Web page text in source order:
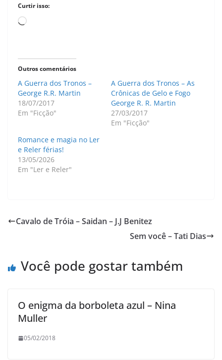
Curtir isso:
Carregando...
Outros comentários
A Guerra dos Tronos –
George R.R. Martin
18/07/2017
Em "Ficção"
A Guerra dos Tronos – As
Crônicas de Gelo e Fogo
George R. R. Martin
27/03/2017
Em "Ficção"
Romance e magia no Ler
e Reler férias!
13/05/2026
Em "Ler e Reler"
Cavalo de Tróia – Saidan – J.J Benitez
Sem você – Tati Dias
Você pode gostar também
O enigma da borboleta azul – Nina
Muller
05/02/2018